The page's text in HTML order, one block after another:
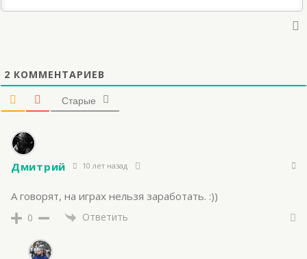
2 КОММЕНТАРИЕВ
Старые
Дмитрий 10 лет назад
А говорят, на играх нельзя заработать. :))
0 Ответить